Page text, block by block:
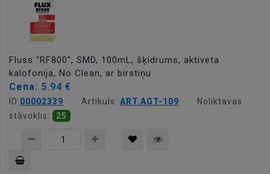
Fluss "RF800", SMD, 100mL, šķidrums, aktiveta
kalofonija, No Clean, ar birstiņu
Cena: 5.94 €
ID:00002339 Artikuls: ART.AGT-109
Noliktavas
stāvoklis:
25